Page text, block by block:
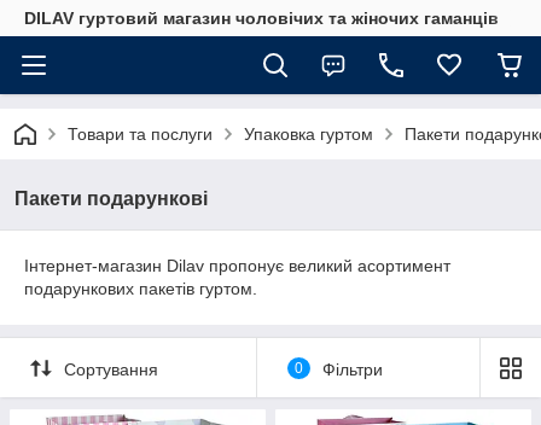
DILAV гуртовий магазин чоловічих та жіночих гаманців
Товари та послуги Упаковка гуртом Пакети
Пакети подарункові
Інтернет-магазин Dilav пропонує великий асортимент
подарункових пакетів гуртом.
Сортування 0 Фільтри